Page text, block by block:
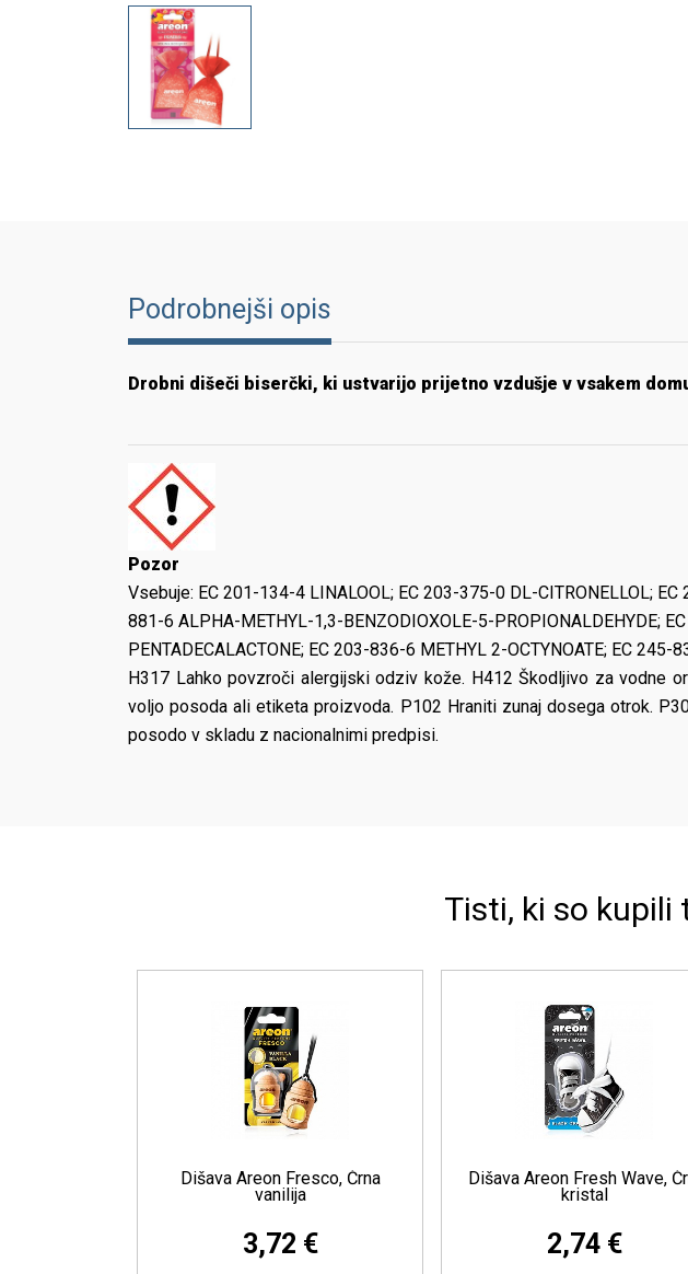
Podrobnejši opis
Drobni dišeči biserčki, ki ustvarijo prijetno vzdušje v vsakem
Pozor
Vsebuje: EC 201-134-4 LINALOOL; EC 203-375-0 DL-CITRONELLOL;
881-6 ALPHA-METHYL-1,3-BENZODIOXOLE-5-PROPIONALDEHYDE;
PENTADECALACTONE; EC 203-836-6 METHYL 2-OCTYNOATE; EC
H317 Lahko povzroči alergijski odziv kože. H412 Škodljivo za vodne
voljo posoda ali etiketa proizvoda. P102 Hraniti zunaj dosega otrok.
posodo v skladu z nacionalnimi predpisi.
Tisti, ki so kupili
Dišava Areon Fresco, Črna
vanilija
3,72 €
Dišava Areon Fresh Wave,
kristal
2,74 €